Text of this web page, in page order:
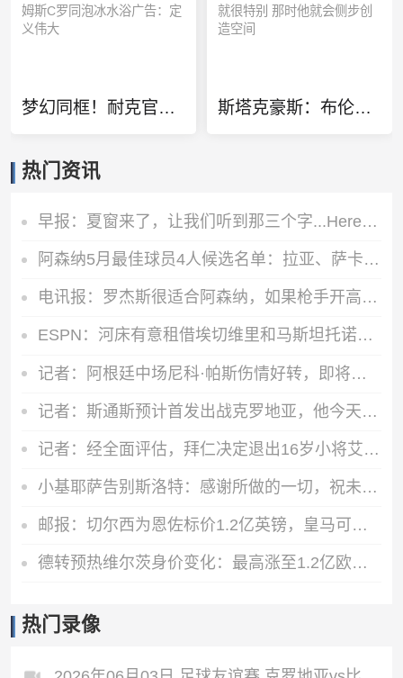
梦幻同框！耐克官方晒詹姆斯C罗同泡冰水浴广告：定义伟大 斯塔克豪斯：布伦森13岁就很特别 那时他就会侧步创造空间
热门资讯
早报：夏窗来了，让我们听到那三个字...Here we go！
阿森纳5月最佳球员4人候选名单：拉亚、萨卡、哈弗茨、约克雷斯
电讯报：罗杰斯很适合阿森纳，如果枪手开高价维拉留人态度或改变
ESPN：河床有意租借埃切维里和马斯坦托诺，和曼城及皇马初步接触
记者：阿根廷中场尼科·帕斯伤情好转，即将恢复正常训练
记者：斯通斯预计首发出战克罗地亚，他今天参加了球队训练
记者：经全面评估，拜仁决定退出16岁小将艾希霍恩争夺战
小基耶萨告别斯洛特：感谢所做的一切，祝未来一切顺利
邮报：切尔西为恩佐标价1.2亿英镑，皇马可能加入赫伊森来交换
德转预热维尔茨身价变化：最高涨至1.2亿欧，也可能降至8000万欧
热门录像